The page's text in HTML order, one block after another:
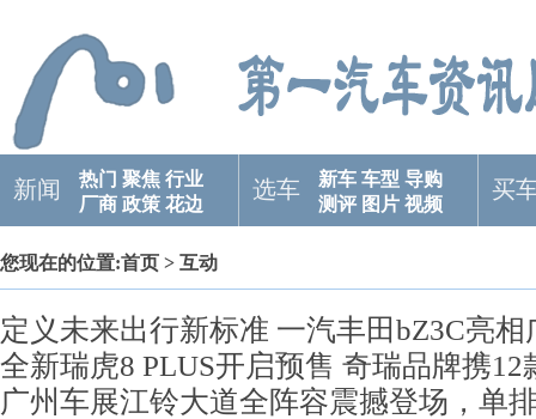
新闻 热门 聚焦 行业
厂商 政策 花边
选车 新车 车型 导购
测评 图片 视频
买
您现在的位置:首页 > 互动
定义未来出行新标准 一汽丰田bZ3C亮相
全新瑞虎8 PLUS开启预售 奇瑞品牌携
广州车展江铃大道全阵容震撼登场，单